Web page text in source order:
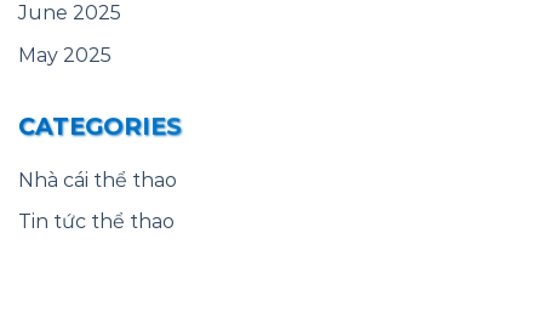
June 2025
May 2025
CATEGORIES
Nhà cái thể thao
Tin tức thể thao